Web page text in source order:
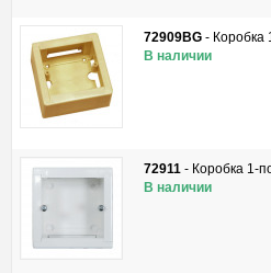
72909BG - Коробка
В наличии
72911 - Коробка 1-
В наличии